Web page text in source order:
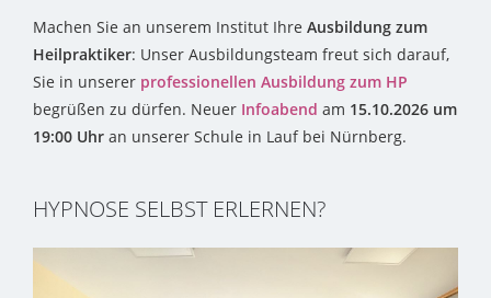
Machen Sie an unserem Institut Ihre Ausbildung zum
Heilpraktiker: Unser Ausbildungsteam freut sich darauf,
Sie in unserer professionellen Ausbildung zum HP
begrüßen zu dürfen. Neuer Infoabend am 15.10.2026 um
19:00 Uhr an unserer Schule in Lauf bei Nürnberg.
HYPNOSE SELBST ERLERNEN?